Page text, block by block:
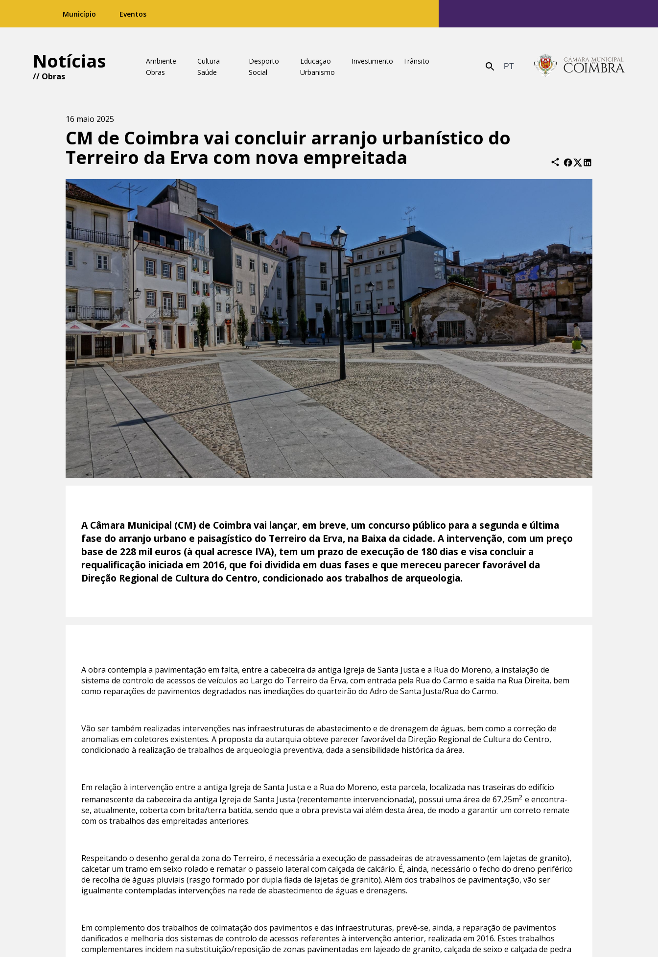
Município Eventos
Notícias
// Obras
Ambiente Cultura Desporto Educação Investimento
Trânsito
Obras
Saúde Social Urbanismo Enviar PT
16 maio 2025
CM de Coimbra vai concluir arranjo urbanístico do
Terreiro da Erva com nova empreitada
A Câmara Municipal (CM) de Coimbra vai lançar, em breve, um concurso público para a segunda e última
fase do arranjo urbano e paisagístico do Terreiro da Erva, na Baixa da cidade. A intervenção, com um preço
base de 228 mil euros (à qual acresce IVA), tem um prazo de execução de 180 dias e visa concluir a
requalificação iniciada em 2016, que foi dividida em duas fases e que mereceu parecer favorável da
Direção Regional de Cultura do Centro, condicionado aos trabalhos de arqueologia.
A obra contempla a pavimentação em falta, entre a cabeceira da antiga Igreja de Santa Justa e a Rua do Moreno, a instalação de
sistema de controlo de acessos de veículos ao Largo do Terreiro da Erva, com entrada pela Rua do Carmo e saída na Rua Direita, bem
como reparações de pavimentos degradados nas imediações do quarteirão do Adro de Santa Justa/Rua do Carmo.
Vão ser também realizadas intervenções nas infraestruturas de abastecimento e de drenagem de águas, bem como a correção de
anomalias em coletores existentes. A proposta da autarquia obteve parecer favorável da Direção Regional de Cultura do Centro,
condicionado à realização de trabalhos de arqueologia preventiva, dada a sensibilidade histórica da área.
Em relação à intervenção entre a antiga Igreja de Santa Justa e a Rua do Moreno, esta parcela, localizada nas traseiras do edifício
remanescente da cabeceira da antiga Igreja de Santa Justa (recentemente intervencionada), possui uma área de 67,25m2 e encontra-
se, atualmente, coberta com brita/terra batida, sendo que a obra prevista vai além desta área, de modo a garantir um correto remate
com os trabalhos das empreitadas anteriores.
Respeitando o desenho geral da zona do Terreiro, é necessária a execução de passadeiras de atravessamento (em lajetas de granito),
calcetar um tramo em seixo rolado e rematar o passeio lateral com calçada de calcário. É, ainda, necessário o fecho do dreno periférico
de recolha de águas pluviais (rasgo formado por dupla fiada de lajetas de granito). Além dos trabalhos de pavimentação, vão ser
igualmente contempladas intervenções na rede de abastecimento de águas e drenagens.
Em complemento dos trabalhos de colmatação dos pavimentos e das infraestruturas, prevê-se, ainda, a reparação de pavimentos
danificados e melhoria dos sistemas de controlo de acessos referentes à intervenção anterior, realizada em 2016. Estes trabalhos
complementares incidem na substituição/reposição de zonas pavimentadas em lajeado de granito, calçada de seixo e calçada de pedra